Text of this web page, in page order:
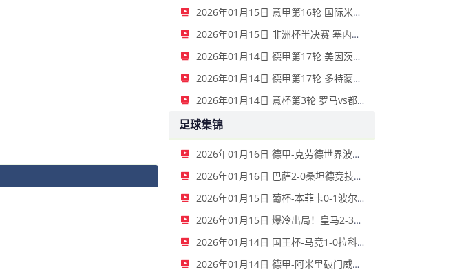
2026年01月15日 意甲第16轮 国际米兰vs莱切 全场录像
2026年01月15日 非洲杯半决赛 塞内加尔vs埃及 全场录像
2026年01月14日 德甲第17轮 美因茨vs海登海姆 全场录像
2026年01月14日 德甲第17轮 多特蒙德vs不莱梅 全场录像
2026年01月14日 意杯第3轮 罗马vs都灵 全场录像
足球集锦
2026年01月16日 德甲-克劳德世界波柳比西奇绝平 十人柏林联合1-1奥格斯堡
2026年01月16日 巴萨2-0桑坦德竞技晋级国王杯八强 费兰单刀球破门亚马尔建功
2026年01月15日 葡杯-本菲卡0-1波尔图止步八强 贝德纳雷克制胜帕夫利季斯失良机
2026年01月15日 爆冷出局！皇马2-3遭西乙队阿尔瓦塞特补时绝杀 无缘国王杯8强
2026年01月14日 国王杯-马竞1-0拉科鲁尼亚 格列兹曼十分角任意球破门+远射中横梁
2026年01月14日 德甲-阿米里破门威德默建功 美因茨2-1海登海姆